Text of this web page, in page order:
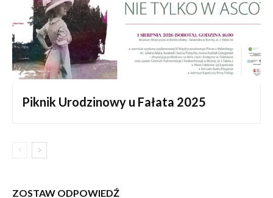
Piknik Urodzinowy u Fałata 2025
ZOSTAW ODPOWIEDŹ